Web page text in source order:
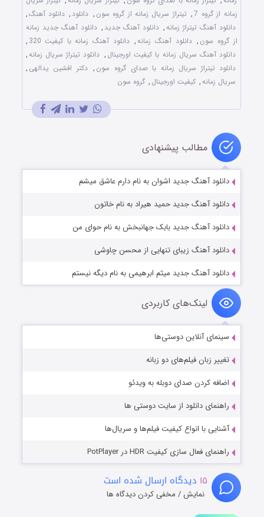
زمانه از گروه 7
, تیتراژ سریال زمانه از گروه سون , دانلود , دانلود آهنگ,
دانلود آهنگ تیتراژ زمانه, دانلود آهنگ جدید , دانلود آهنگ جدید زمانه
از گروه سون , دانلود آهنگ زمانه, دانلود آهنگ زمانه با کیفیت 320
,
دانلود آهنگ سریال زمانه با کیفیت اورجینال , دانلود تیتراژ سریال زمانه,
دانلود تیتراژ سریال زمانه با صدای گروه سون , دکتر افشین یدالهی ,
سریال زمانه, کیفیت اورجینال , گروه سون
مطالب پیشنهادی
دانلود آهنگ جدید اشوان به نام دارم عاشق میشم
دانلود آهنگ جدید حمید هیراد به نام خاتون
دانلود آهنگ جدید بابک جهانبخش به نام حوای من
دانلود آهنگ زیبای تنهایی از محسن چاوشی
دانلود آهنگ جدید میثم ابرهیمی به نام دیگه نیستم
لینک‌های کاربردی
سینمای آنلاین دوستی‌ها
تغییر زبان فیلم‌های دو زبانه
اضافه کردن صدای دوبله به ویدئو
راهنمای دانلود از سایت دوستی ها
آشنایی با انواع کیفیت فیلم‌ها و سریال‌ها
راهنمای فعال سازی کیفیت HDR در PotPlayer
۱۵ دیدگاه ارسال شده است
نمایش / مخفی کردن دیدگاه ها